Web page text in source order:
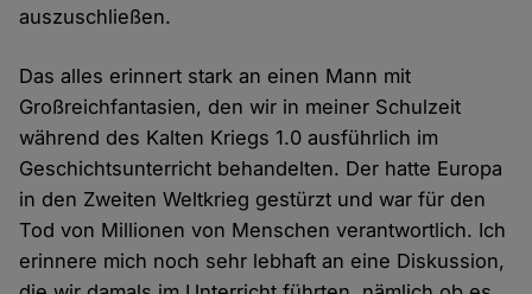
auszuschließen.
Das alles erinnert stark an einen Mann mit
Großreichfantasien, den wir in meiner Schulzeit
während des Kalten Kriegs 1.0 ausführlich im
Geschichtsunterricht behandelten. Der hatte Europa
in den Zweiten Weltkrieg gestürzt und war für den
Tod von Millionen von Menschen verantwortlich. Ich
erinnere mich noch sehr lebhaft an eine Diskussion,